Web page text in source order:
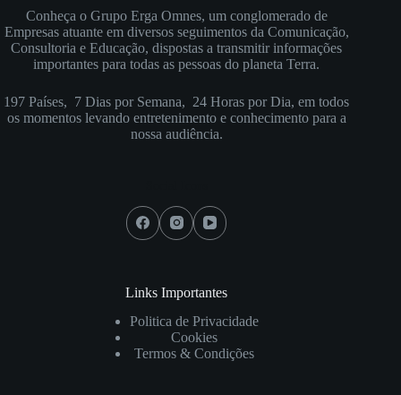
Conheça o Grupo Erga Omnes, um conglomerado de
Empresas atuante em diversos seguimentos da Comunicação,
Consultoria e Educação, dispostas a transmitir informações
importantes para todas as pessoas do planeta Terra.
197 Países, 7 Dias por Semana, 24 Horas por Dia, em todos
os momentos levando entretenimento e conhecimento para a
nossa audiência.
Links Importantes
Politica de Privacidade
Cookies
Termos & Condições